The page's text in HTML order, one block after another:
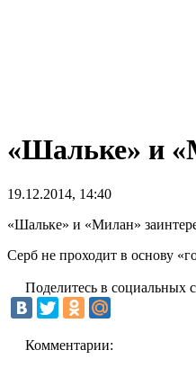
«Шальке» и
19.12.2014, 14:40
«Шальке» и «Милан»
Серб не проходит в основу
Поделитесь в социальных
Комментарии: